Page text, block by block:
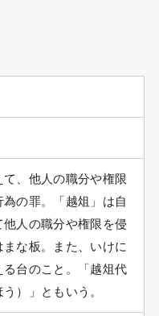
て、他人の職分や権限
為の罪。「越俎」は自
人の職分や権限を侵
な板。また、いけに
る台のこと。「越俎代
）」ともいう。